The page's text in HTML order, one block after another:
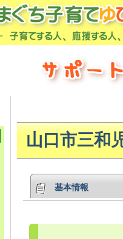
山口市三和
基本情報